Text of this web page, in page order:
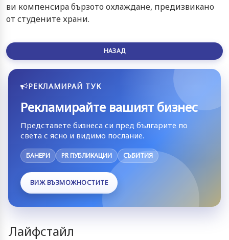
ви компенсира бързото охлаждане, предизвикано
от студените храни.
НАЗАД
РЕКЛАМИРАЙ ТУК
Рекламирайте вашият бизнес
Представете бизнеса си пред българите по
света с ясно и видимо послание.
БАНЕРИ PR ПУБЛИКАЦИИ СЪБИТИЯ
ВИЖ ВЪЗМОЖНОСТИТЕ
Лайфстайл